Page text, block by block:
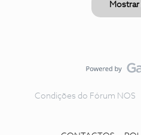
Mostrar
Condições do Fórum NOS